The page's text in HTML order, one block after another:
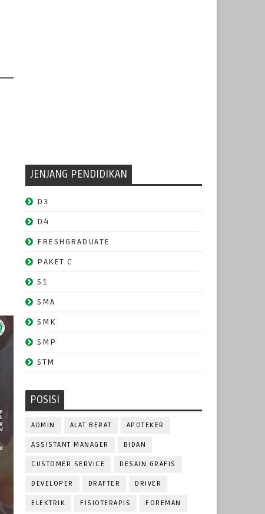
JENJANG PENDIDIKAN
D3
D4
FRESHGRADUATE
PAKET C
S1
SMA
SMK
SMP
STM
POSISI
ADMIN ALAT BERAT APOTEKER
ASSISTANT MANAGER BIDAN
CUSTOMER SERVICE DESAIN GRAFIS
DEVELOPER DRAFTER DRIVER
ELEKTRIK FISIOTERAPIS FOREMAN